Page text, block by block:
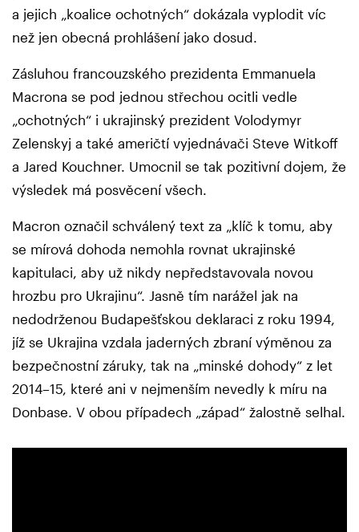
a jejich „koalice ochotných“ dokázala vyplodit víc
než jen obecná prohlášení jako dosud.
Zásluhou francouzského prezidenta Emmanuela
Macrona se pod jednou střechou ocitli vedle
„ochotných“ i ukrajinský prezident Volodymyr
Zelenskyj a také američtí vyjednávači Steve Witkoff
a Jared Kouchner. Umocnil se tak pozitivní dojem, že
výsledek má posvěcení všech.
Macron označil schválený text za „klíč k tomu, aby
se mírová dohoda nemohla rovnat ukrajinské
kapitulaci, aby už nikdy nepředstavovala novou
hrozbu pro Ukrajinu“. Jasně tím narážel jak na
nedodrženou Budapešťskou deklaraci z roku 1994,
jíž se Ukrajina vzdala jaderných zbraní výměnou za
bezpečnostní záruky, tak na „minské dohody“ z let
2014–15, které ani v nejmenším nevedly k míru na
Donbase. V obou případech „západ“ žalostně selhal.